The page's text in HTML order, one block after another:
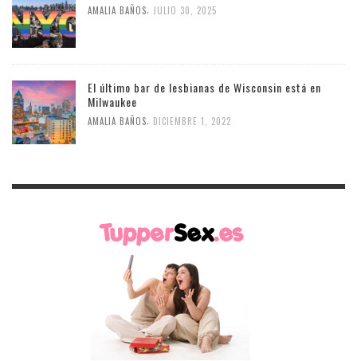
AMALIA BAÑOS JULIO 30, 2025
El último bar de lesbianas de Wisconsin está en
Milwaukee
AMALIA BAÑOS DICIEMBRE 1, 2022